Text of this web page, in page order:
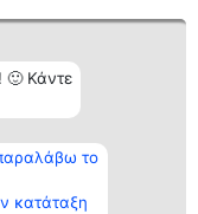
🙂 Κάντε
το
κατάταξη
Επικοινωνία
Επικοινωνία